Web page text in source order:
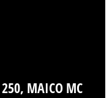
MAICO MC